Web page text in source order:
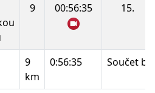
9 00:56:35 15.
9
km
0:56:35 Součet